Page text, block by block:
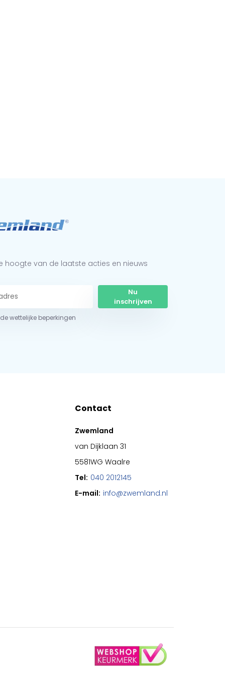
hoogte van de laatste acties en nieuws
Nu
inschrijven
wettelijke beperkingen
Contact
Zwemland
van Dijklaan 31
5581WG Waalre
Tel: 040 2012145
E-mail: info@zwemland.nl